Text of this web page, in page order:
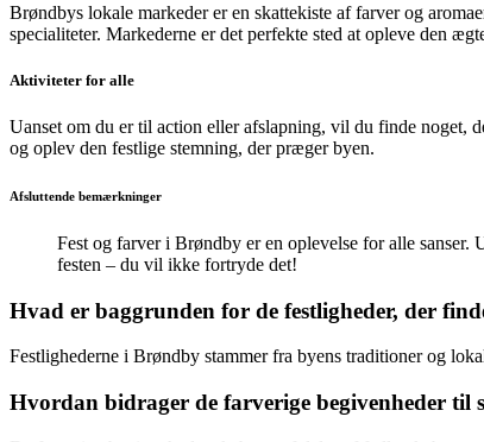
Brøndbys lokale markeder er en skattekiste af farver og
specialiteter. Markederne er det perfekte sted at opleve den
Aktiviteter for alle
Uanset om du er til action eller afslapning, vil du finde noget,
og oplev den festlige stemning, der præger byen.
Afsluttende bemærkninger
Fest og farver i Brøndby er en oplevelse for alle
festen – du vil ikke fortryde det!
Hvad er baggrunden for de festligheder, der
Festlighederne i Brøndby stammer fra byens traditioner og
Hvordan bidrager de farverige begivenheder til